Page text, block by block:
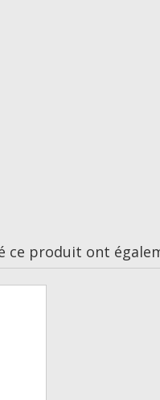
ce produit ont